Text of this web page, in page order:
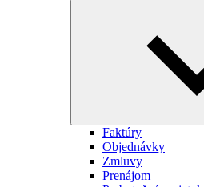
Faktúry
Objednávky
Zmluvy
Prenájom